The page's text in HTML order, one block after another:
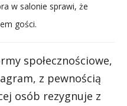
w salonie sprawi, że
gości.
społecznościowe,
z pewnością
osób rezygnuje z